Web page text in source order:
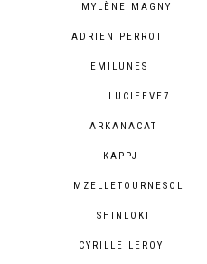
MYLÈNE MAGNY
ADRIEN PERROT
EMILUNES
LUCIEEVE7
ARKANACAT
KAPPJ
MZELLETOURNESOL
SHINLOKI
CYRILLE LEROY